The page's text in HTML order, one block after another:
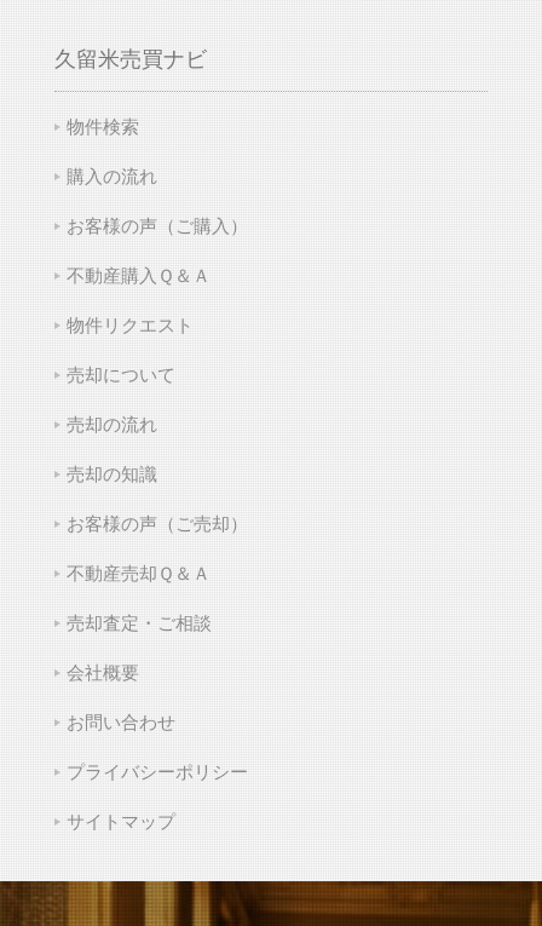
久留米売買ナビ
物件検索
購入の流れ
お客様の声（ご購入）
不動産購入Ｑ＆Ａ
物件リクエスト
売却について
売却の流れ
売却の知識
お客様の声（ご売却）
不動産売却Ｑ＆Ａ
売却査定・ご相談
会社概要
お問い合わせ
プライバシーポリシー
サイトマップ